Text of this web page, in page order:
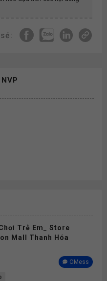
Trẻ Em_ Store
Mall Thanh Hóa
OMess